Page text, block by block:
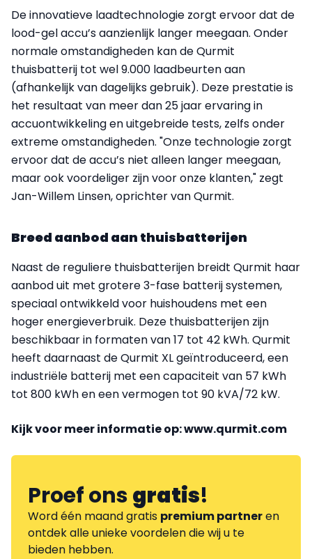
De innovatieve laadtechnologie zorgt ervoor dat de
lood-gel accu’s aanzienlijk langer meegaan. Onder
normale omstandigheden kan de Qurmit
thuisbatterij tot wel 9.000 laadbeurten aan
(afhankelijk van dagelijks gebruik). Deze prestatie is
het resultaat van meer dan 25 jaar ervaring in
accuontwikkeling en uitgebreide tests, zelfs onder
extreme omstandigheden. "Onze technologie zorgt
ervoor dat de accu’s niet alleen langer meegaan,
maar ook voordeliger zijn voor onze klanten," zegt
Jan-Willem Linsen, oprichter van Qurmit.
Breed aanbod aan thuisbatterijen
Naast de reguliere thuisbatterijen breidt Qurmit haar
aanbod uit met grotere 3-fase batterij systemen,
speciaal ontwikkeld voor huishoudens met een
hoger energieverbruik. Deze thuisbatterijen zijn
beschikbaar in formaten van 17 tot 42 kWh. Qurmit
heeft daarnaast de Qurmit XL geïntroduceerd, een
industriële batterij met een capaciteit van 57 kWh
tot 800 kWh en een vermogen tot 90 kVA/72 kW.
Kijk voor meer informatie op: www.qurmit.com
Proef onsgratis!
Word één maand gratis premium partneren
ontdek alle unieke voordelen die wij u te
bieden hebben.